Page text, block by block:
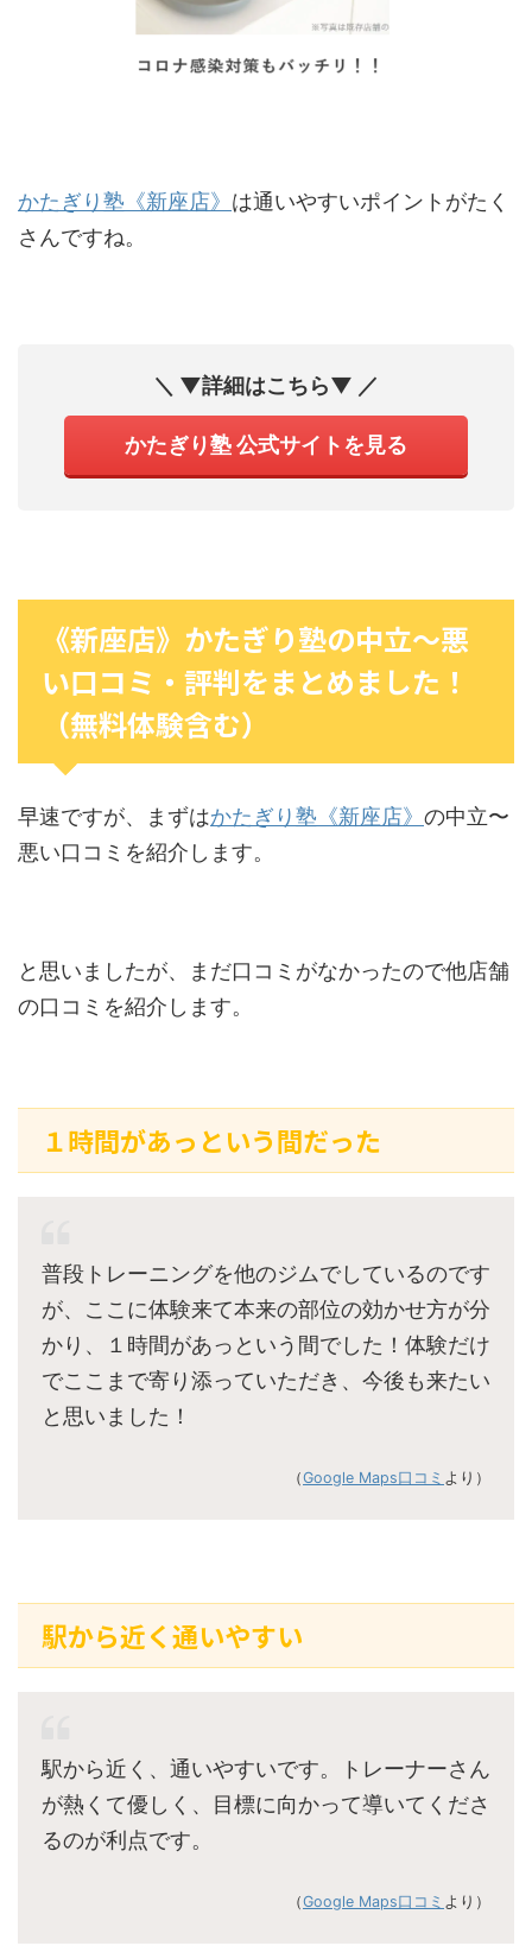
かたぎり塾《新座店》 は通いやすいポイントがたく
さんですね。
＼ ▼詳細はこちら▼ ／
かたぎり塾 公式サイトを見る
《新座店》かたぎり塾の中立〜悪
い口コミ・評判をまとめました！
（無料体験含む）
早速ですが、まずはかたぎり塾《新座店》 の中立〜
悪い口コミを紹介します。
と思いましたが、まだ口コミがなかったので他店舗
の口コミを紹介します。
１時間があっという間だった
普段トレーニングを他のジムでしているのです
が、ここに体験来て本来の部位の効かせ方が分
かり、１時間があっという間でした！体験だけ
でここまで寄り添っていただき、今後も来たい
と思いました！
（Google Maps口コミ より）
駅から近く通いやすい
駅から近く、通いやすいです。トレーナーさん
が熱くて優しく、目標に向かって導いてくださ
るのが利点です。
（Google Maps口コミ より）